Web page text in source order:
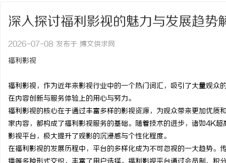
深入探讨福利影视的魅力与发展趋势
2026-07-08 发布于 博文供求网
福利影视
福利影视，作为近年来影视行业中的一个热门词汇，吸引了大量观
在内容创新与服务体验上的用心与努力。
福利影视的核心在于通过丰富多样的影视资源，为观众带来更加优
家内容，都构成了福利影视服务的基础。随着技术的进步，诸如4K
影视平台，极大提升了观影的沉浸感与个性化程度。
在福利影视的发展历程中，平台的多样化成为不可忽视的一大趋势